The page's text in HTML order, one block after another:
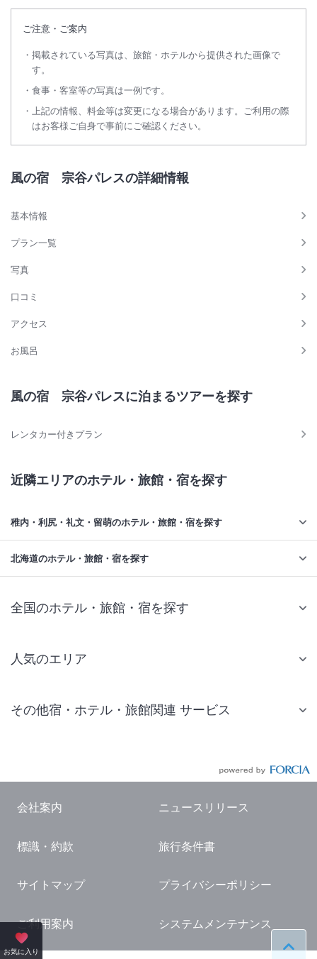
ご注意・ご案内
掲載されている写真は、旅館・ホテルから提供された画像で
す。
食事・客室等の写真は一例です。
上記の情報、料金等は変更になる場合があります。ご利用の際
はお客様ご自身で事前にご確認ください。
お気に入り ペー
風の宿 宗谷パレスの詳細情報
基本情報
プラン一覧
写真
口コミ
アクセス
お風呂
風の宿 宗谷パレスに泊まるツアーを探す
レンタカー付きプラン
近隣エリアのホテル・旅館・宿を探す
稚内・利尻・礼文・留萌のホテル・旅館・宿を探す
北海道のホテル・旅館・宿を探す
全国のホテル・旅館・宿を探す
人気のエリア
仙台 ホテル
東京ドーム ホテル
横浜 ホテル
熱海 ホテル
京都 ホテル
その他宿・ホテル・旅館関連 サービス
国内観光ガイド
旅行・観光情報
会社案内 ニュースリリース
標識・約款 旅行条件書
サイトマップ プライバシーポリシー
ご利用案内 システムメンテナンス